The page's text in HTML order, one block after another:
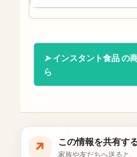
インスタント食品 の
ら
↗ この情報を共有す
家族や友だちへ送ると